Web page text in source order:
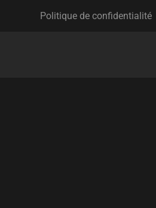
Politique de confidentialité